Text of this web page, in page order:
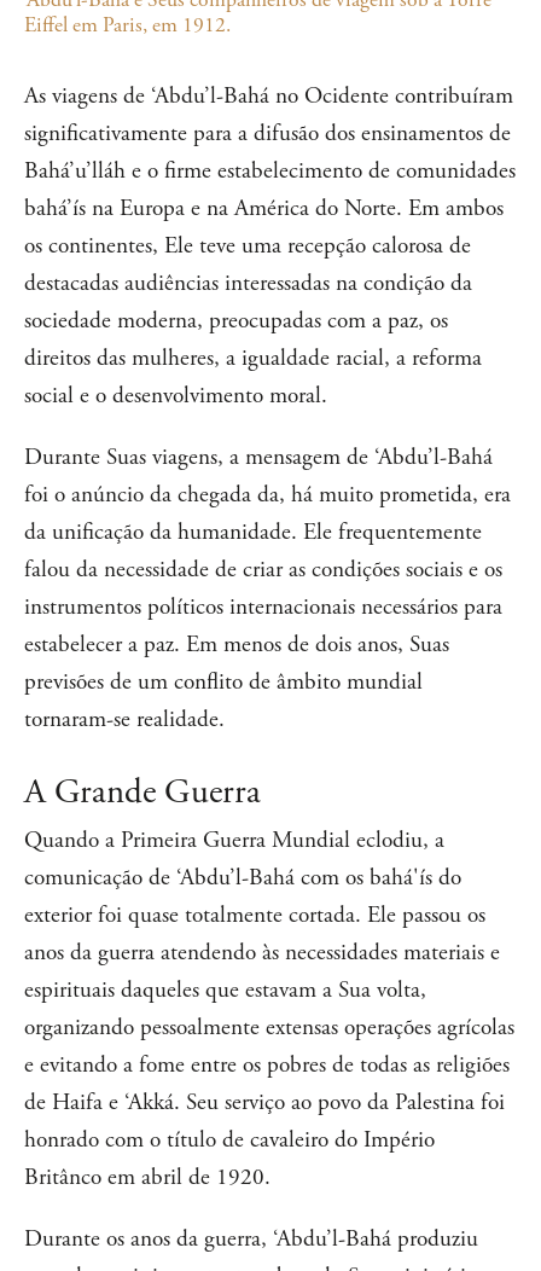
Eiffel em Paris, em 1912.
As viagens de ‘Abdu’l-Bahá no Ocidente contribuíram
significativamente para a difusão dos ensinamentos de
Bahá’u’lláh e o firme estabelecimento de comunidades
bahá’ís na Europa e na América do Norte. Em ambos
os continentes, Ele teve uma recepção calorosa de
destacadas audiências interessadas na condição da
sociedade moderna, preocupadas com a paz, os
direitos das mulheres, a igualdade racial, a reforma
social e o desenvolvimento moral.
Durante Suas viagens, a mensagem de ‘Abdu’l-Bahá
foi o anúncio da chegada da, há muito prometida, era
da unificação da humanidade. Ele frequentemente
falou da necessidade de criar as condições sociais e os
instrumentos políticos internacionais necessários para
estabelecer a paz. Em menos de dois anos, Suas
previsões de um conflito de âmbito mundial
tornaram-se realidade.
A Grande Guerra
Quando a Primeira Guerra Mundial eclodiu, a
comunicação de ‘Abdu’l-Bahá com os bahá'ís do
exterior foi quase totalmente cortada. Ele passou os
anos da guerra atendendo às necessidades materiais e
espirituais daqueles que estavam a Sua volta,
organizando pessoalmente extensas operações agrícolas
e evitando a fome entre os pobres de todas as religiões
de Haifa e ‘Akká. Seu serviço ao povo da Palestina foi
honrado com o título de cavaleiro do Império
Britânco em abril de 1920.
Durante os anos da guerra, ‘Abdu’l-Bahá produziu